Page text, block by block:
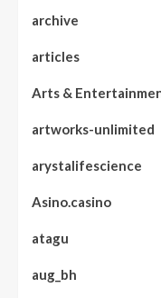
archive
articles
Arts &
artworks-unlimited
arystalifescience
Asino.casino
atagu
aug_bh